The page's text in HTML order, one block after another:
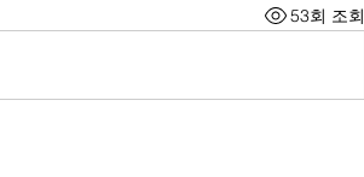
53회 조회